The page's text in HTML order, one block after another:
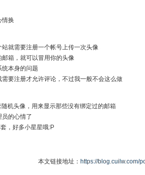
情换
就需要注册一个帐号上传一次头像
箱，就可以冒用你的头像
本身的问题
要注册才允许评论，不过我一般不会这么做
机头像，用来显示那些没有绑定过的邮箱
的心情了
，好多小星星哦:P
本文链接地址： https://blog.cuilw.com/